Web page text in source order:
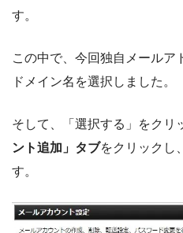
す。
この中で、今回独自メールア
ドメイン名を選択しました。
そして、「選択する」をクリ
ント追加」タブをクリックし
す。